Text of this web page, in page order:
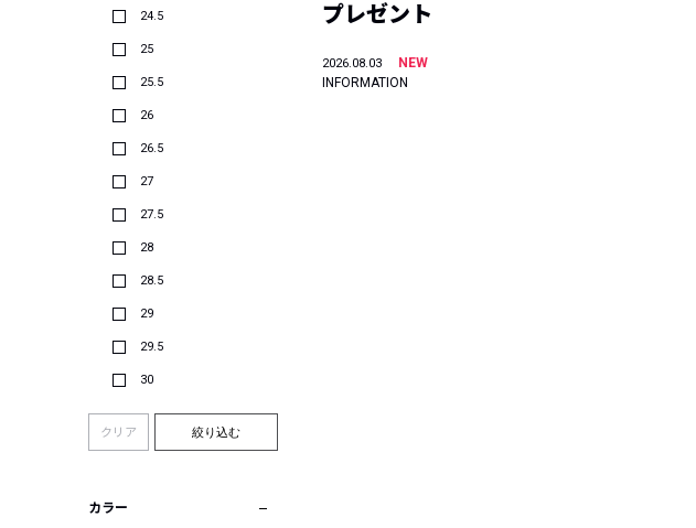
24.5
25
25.5
26
26.5
27
27.5
28
28.5
29
29.5
30
クリア 絞り込む
カラー
プレゼント
2026.08.03
NEW
INFORMATION